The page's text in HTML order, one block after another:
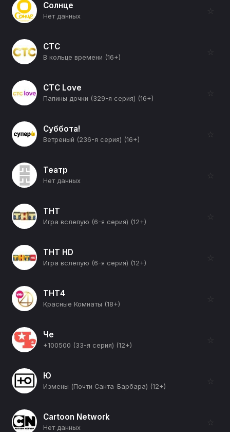
Солнце
Нет данных
☆
СТС
В кольце времени (16+)
☆
СТС Love
Папины дочки (329-я серия) (16+)
☆
Суббота!
Ветреный (236-я серия) (16+)
☆
Театр
Нет данных
☆
ТНТ
Игра вслепую (6-я серия) (12+)
☆
ТНТ HD
Игра вслепую (6-я серия) (12+)
☆
ТНТ4
Красные Комнаты (18+)
☆
Че
+100500 (33-я серия) (12+)
☆
Ю
Измены (Почти Санта-Барбара) (12+)
☆
Cartoon Network
Нет данных
☆